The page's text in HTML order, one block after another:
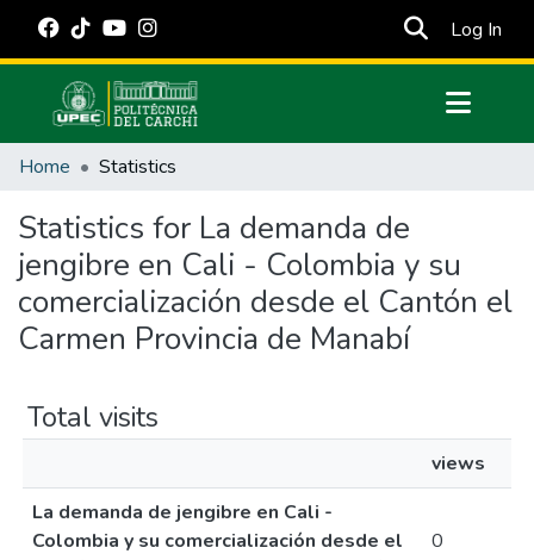
Log In
Communities & Collections
Estadísticas Externas
Manuales
Home Statistics
Statistics for La demanda de
jengibre en Cali - Colombia y su
comercialización desde el Cantón el
Carmen Provincia de Manabí
Total visits
views
La demanda de jengibre en Cali -
Colombia y su comercialización desde el
0